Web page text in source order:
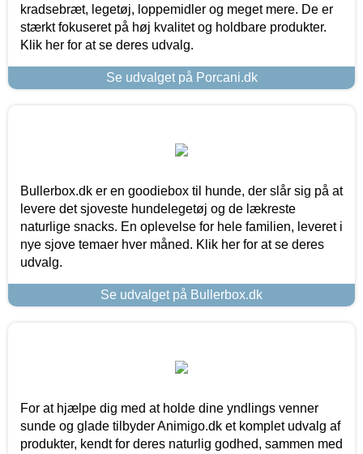
kradsebræt, legetøj, loppemidler og meget mere. De er
stærkt fokuseret på høj kvalitet og holdbare produkter.
Klik her for at se deres udvalg.
Se udvalget på Porcani.dk
Bullerbox.dk er en goodiebox til hunde, der slår sig på at
levere det sjoveste hundelegetøj og de lækreste
naturlige snacks. En oplevelse for hele familien, leveret i
nye sjove temaer hver måned. Klik her for at se deres
udvalg.
Se udvalget på Bullerbox.dk
For at hjælpe dig med at holde dine yndlings venner
sunde og glade tilbyder Animigo.dk et komplet udvalg af
produkter, kendt for deres naturlig godhed, sammen med